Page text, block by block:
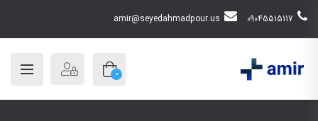
09045515117
amir@seyedahmadpour.us
0